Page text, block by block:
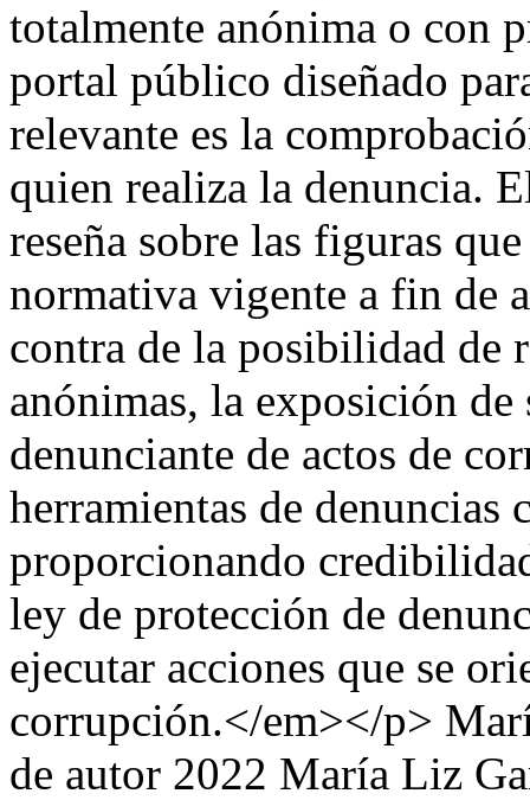
totalmente anónima o con
portal público diseñado
relevante es la
quien realiza la denuncia.
reseña sobre las figuras
normativa vigente a fin de
contra de la posibilidad de
anónimas, la exposición
denunciante de actos de
herramientas de denuncias
proporcionando
ley de protección de
ejecutar acciones que se
corrupción.</em></p>
de autor 2022 María Liz